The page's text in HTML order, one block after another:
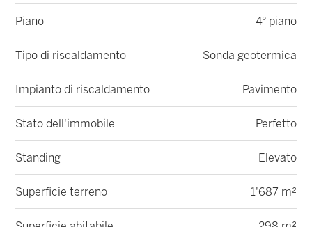
Piano 4° piano
Tipo di riscaldamento Sonda geotermica
Impianto di riscaldamento Pavimento
Stato dell'immobile Perfetto
Standing Elevato
Superficie terreno 1'687 m²